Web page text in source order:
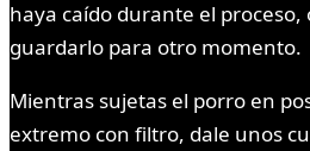
haya caído durante el
guardarlo para otro momento.
Mientras sujetas el porro en
extremo con filtro, dale unos